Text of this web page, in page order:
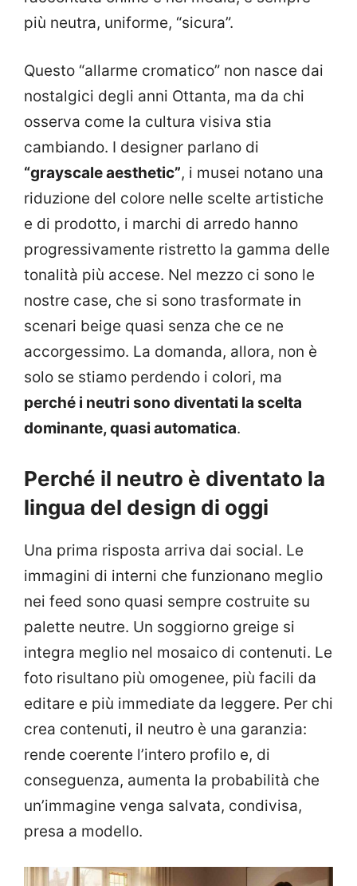
più neutra, uniforme, “sicura”.
Questo “allarme cromatico” non nasce dai
nostalgici degli anni Ottanta, ma da chi
osserva come la cultura visiva stia
cambiando. I designer parlano di
“grayscale aesthetic”, i musei notano una
riduzione del colore nelle scelte artistiche
e di prodotto, i marchi di arredo hanno
progressivamente ristretto la gamma delle
tonalità più accese. Nel mezzo ci sono le
nostre case, che si sono trasformate in
scenari beige quasi senza che ce ne
accorgessimo. La domanda, allora, non è
solo se stiamo perdendo i colori, ma
perché i neutri sono diventati la scelta
dominante, quasi automatica.
Perché il neutro è diventato la
lingua del design di oggi
Una prima risposta arriva dai social. Le
immagini di interni che funzionano meglio
nei feed sono quasi sempre costruite su
palette neutre. Un soggiorno greige si
integra meglio nel mosaico di contenuti. Le
foto risultano più omogenee, più facili da
editare e più immediate da leggere. Per chi
crea contenuti, il neutro è una garanzia:
rende coerente l’intero profilo e, di
conseguenza, aumenta la probabilità che
un’immagine venga salvata, condivisa,
presa a modello.